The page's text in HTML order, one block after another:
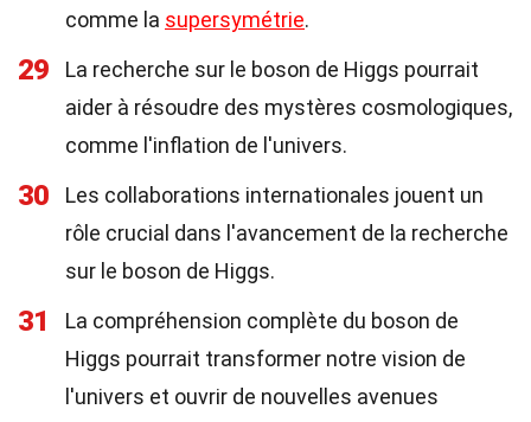
comme la supersymétrie.
29
La recherche sur le boson de Higgs pourrait
aider à résoudre des mystères cosmologiques,
comme l'inflation de l'univers.
30
Les collaborations internationales jouent un
rôle crucial dans l'avancement de la recherche
sur le boson de Higgs.
31
La compréhension complète du boson de
Higgs pourrait transformer notre vision de
l'univers et ouvrir de nouvelles avenues